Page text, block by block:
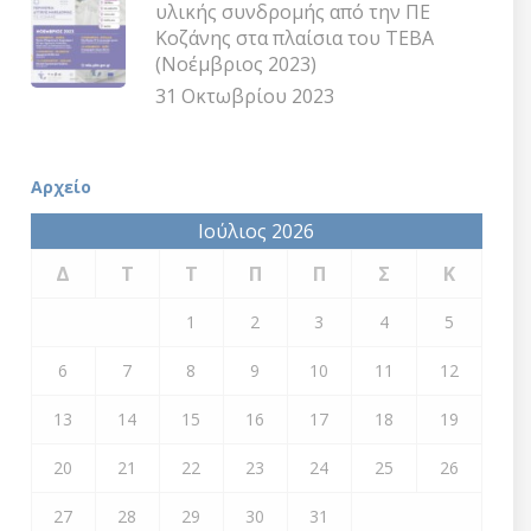
υλικής συνδρομής από την ΠΕ
Κοζάνης στα πλαίσια του ΤΕΒΑ
(Νοέμβριος 2023)
31 Οκτωβρίου 2023
Αρχείο
Ιούλιος 2026
Δ
Τ Τ Π Π Σ Κ
1 2 3 4 5
6 7 8 9 10 11 12
13 14 15 16 17 18 19
20 21 22 23 24 25 26
27 28 29 30 31